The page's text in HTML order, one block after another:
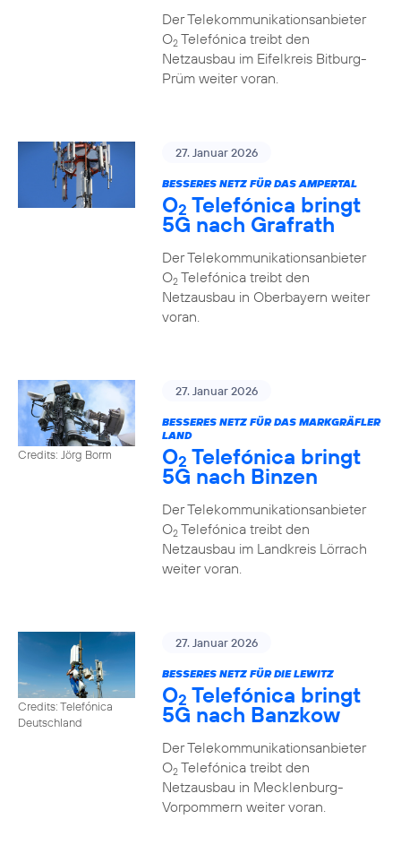
Der Telekommunikationsanbieter
O2Telefónica treibt den
Netzausbau im Eifelkreis Bitburg-
Prüm weiter voran.
27. Januar 2026
BESSERES NETZ FÜR DAS AMPERTAL
O2 Telefónica bringt
5G nach Grafrath
Der Telekommunikationsanbieter
O2Telefónica treibt den
Netzausbau in Oberbayern weiter
voran.
Credits: Jörg Borm
27. Januar 2026
BESSERES NETZ FÜR DAS MARKGRÄFLER
LAND
O2 Telefónica bringt
5G nach Binzen
Der Telekommunikationsanbieter
O2Telefónica treibt den
Netzausbau im Landkreis Lörrach
weiter voran.
Credits: Telefónica
Deutschland
27. Januar 2026
BESSERES NETZ FÜR DIE LEWITZ
O2 Telefónica bringt
5G nach Banzkow
Der Telekommunikationsanbieter
O2Telefónica treibt den
Netzausbau in Mecklenburg-
Vorpommern weiter voran.